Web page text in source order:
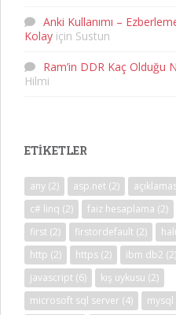
Anki Kullanımı –
Kolay için Sustun
Ram’in DDR Kaç Olduğu
Hilmi
ETIKETLER
any (2) asp.net (2)
c# linq (2) faiz hesaplama (2)
first (2) firstordefault (2)
http (2) https (2) ibm db2 (2)
javascript (6) kış uykusu (2)
microsoft sql server (4) mysql